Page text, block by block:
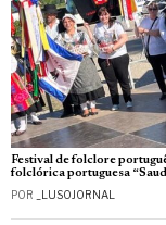
Festival de folclore
folclórica portuguesa
POR _LUSOJORNAL